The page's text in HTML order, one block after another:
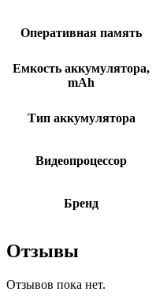
Оперативная память
Емкость аккумулятора,
mAh
Тип аккумулятора
Видеопроцессор
Бренд
Отзывы
Отзывов пока нет.